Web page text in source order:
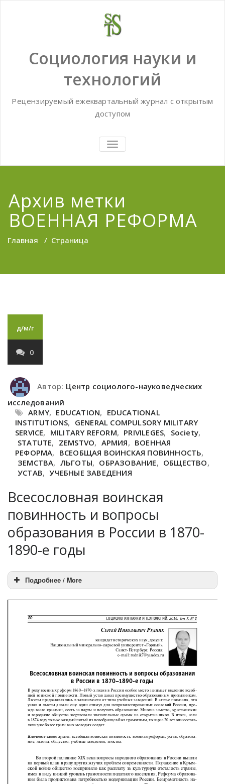
Социология науки и
технологий
Рецензируемый ежеквартальный журнал с открытым
доступом
TOGGLE
NAVIGATION
Архив метки
ВОЕННАЯ РЕФОРМА
Главная / Страница
д/м/г
0
Автор: Центр социолого-науковедческих
исследований
ARMY, EDUCATION, EDUCATIONAL
INSTITUTIONS, GENERAL COMPULSORY MILITARY
SERVICE, MILITARY REFORM, PRIVILEGES, Society,
STATUTE, ZEMSTVO, АРМИЯ, ВОЕННАЯ
РЕФОРМА, ВСЕОБЩАЯ ВОИНСКАЯ ПОВИННОСТЬ,
ЗЕМСТВА, ЛЬГОТЫ, ОБРАЗОВАНИЕ, ОБЩЕСТВО,
УСТАВ, УЧЕБНЫЕ ЗАВЕДЕНИЯ
Всесословная воинская
повинность и вопросы
образования в России в 1870-
1890-е годы
Подробнее / More